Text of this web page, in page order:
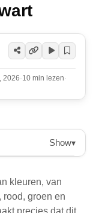
2026·10 min lezen·
Show▾
kleuren, die
en
mineralen zijn
kleuren, van
rood, groen en
precies dat dit